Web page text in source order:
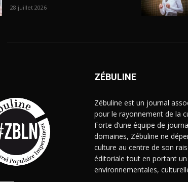
28 juillet 2026
ZÉBULINE
Zébuline est un journal
pour le rayonnement de la
Forte d’une équipe de
domaines, Zébuline ne
culture au centre de son
éditoriale tout en portant
environnementales,